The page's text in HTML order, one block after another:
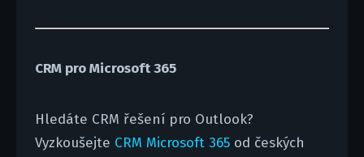
CRM pro Microsoft 365
Hledáte CRM řešení pro Outlook?
Vyzkoušejte CRM Microsoft 365od českých